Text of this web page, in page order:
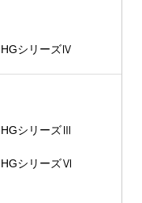
HGシリーズⅣ
HGシリーズⅢ
HGシリーズⅥ